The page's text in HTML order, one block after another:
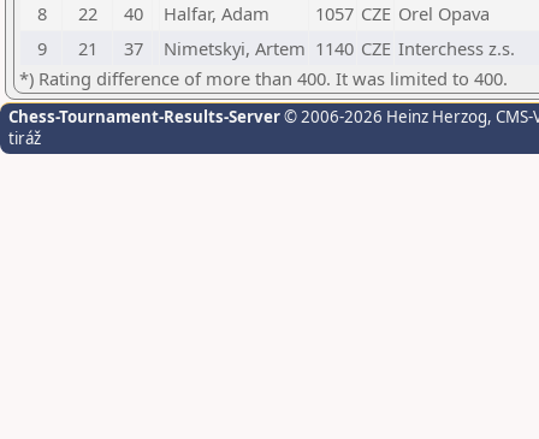
8
22 40 Halfar, Adam 1057 CZE Orel Opava
9
21 37 Nimetskyi, Artem 1140 CZE Interchess z.s.
*) Rating difference of more than 400. It was limited to 400.
Chess-Tournament-Results-Server© 2006-2026 Heinz Herzog,
tiráž